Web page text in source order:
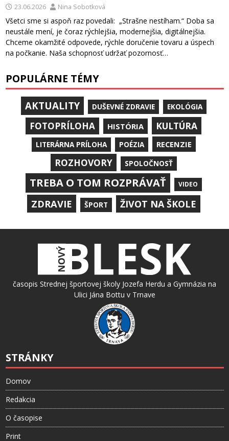
23.06.2026 Nina Sobotková
Všetci sme si aspoň raz povedali: „Strašne nestíham.“ Doba sa
neustále mení, je čoraz rýchlejšia, modernejšia, digitálnejšia.
Chceme okamžité odpovede, rýchle doručenie tovaru a úspech
na počkanie. Naša schopnosť udržať pozornosť…
POPULÁRNE TÉMY
AKTUALITY DUŠEVNÉ ZDRAVIE EKOLÓGIA
FOTOPRÍLOHA HISTÓRIA KULTÚRA
LITERÁRNA PRÍLOHA POÉZIA RECENZIE
ROZHOVORY SPOLOČNOSŤ
TREBA O TOM ROZPRÁVAŤ VIDEO
ZDRAVIE ŠPORT ŽIVOT NA ŠKOLE
časopis Strednej športovej školy Jozefa Herdu a Gymnázia na
Ulici Jána Bottu v Trnave
STRÁNKY
Domov
Redakcia
O časopise
Print